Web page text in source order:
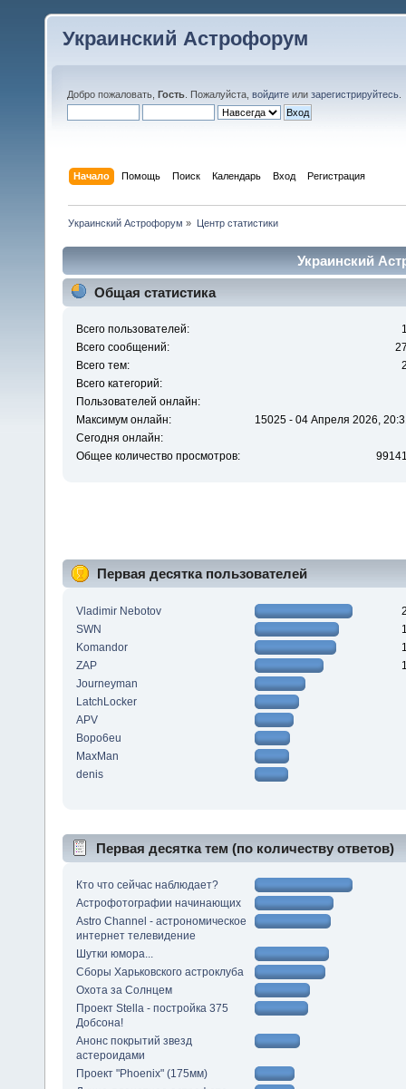
Украинский Астрофорум
Добро пожаловать, Гость . Пожалуйста, войдите или зарегистрируйтесь
Начало Помощь Поиск Календарь Вход Регистрация
Украинский Астрофорум » Центр статистики
Украинский
Общая статистика
Всего пользователей:
Всего сообщений:
Всего тем:
Всего категорий:
Пользователей онлайн:
Максимум онлайн:
15025 - 04 Апреля 2026,
Сегодня онлайн:
Общее количество просмотров:
Первая десятка пользователей
Vladimir Nebotov
SWN
Komandor
ZAP
Journeyman
LatchLocker
APV
Bopo6eu
MaxMan
denis
Первая десятка тем (по количеству ответов)
Кто что сейчас наблюдает?
Астрофотографии начинающих
Astro Channel - астрономическое
интернет телевидение
Шутки юмора...
Сборы Харьковского астроклуба
Охота за Солнцем
Проект Stella - постройка 375
Добсона!
Анонс покрытий звезд
астероидами
Проект "Phoenix" (175мм)